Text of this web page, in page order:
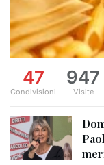
47
Condivisioni
947
Visite